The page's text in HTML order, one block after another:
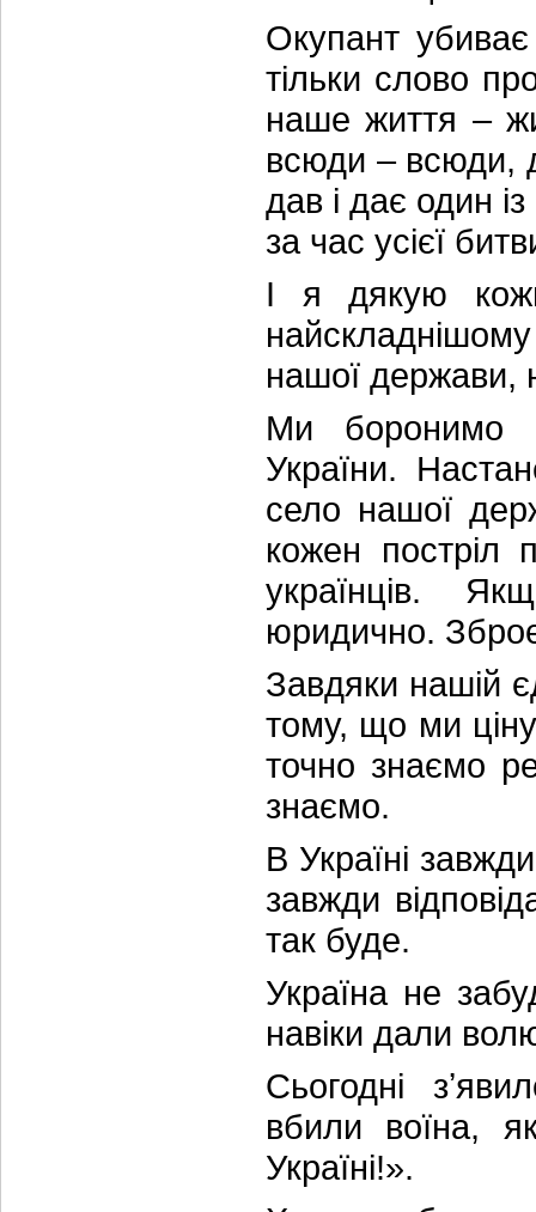
Окупант
тільки слово
наше життя –
всюди – всюди,
дав і дає один
за час усієї
І я дякую
нашої держави,
Ми боронимо
України.
село нашої
кожен постріл
українців.
юридично.
Завдяки нашій
тому, що ми
точно знаємо
знаємо.
В Україні
завжди
так буде.
Україна не
навіки дали
Сьогодні
вбили воїна,
Україні!».